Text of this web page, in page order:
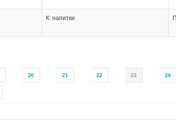
20 21 22 23 24
К: напитки